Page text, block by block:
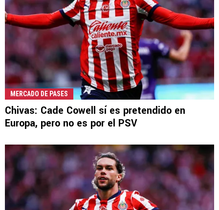
MERCADO DE PASES
Chivas: Cade Cowell sí es pretendido en
Europa, pero no es por el PSV